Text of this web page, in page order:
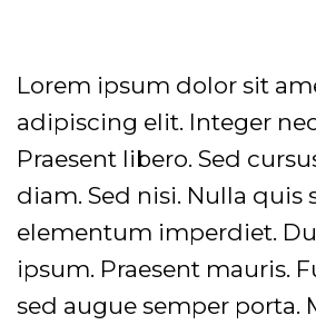
dung
Lorem ipsum dolor sit
adipiscing elit. Integer
Praesent libero. Sed
diam. Sed nisi. Nulla quis
elementum imperdiet.
ipsum. Praesent mauris.
sed augue semper porta.